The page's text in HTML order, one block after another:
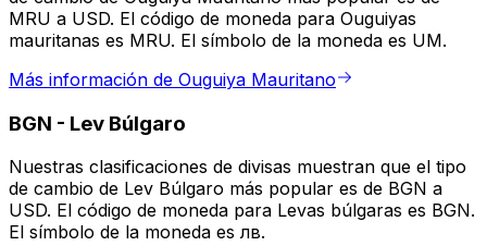
MRU a USD. El código de moneda para Ouguiyas
mauritanas es MRU. El símbolo de la moneda es UM.
Más información de Ouguiya Mauritano
BGN - Lev Búlgaro
Nuestras clasificaciones de divisas muestran que el tipo
de cambio de Lev Búlgaro más popular es de BGN a
USD. El código de moneda para Levas búlgaras es BGN.
El símbolo de la moneda es лв.